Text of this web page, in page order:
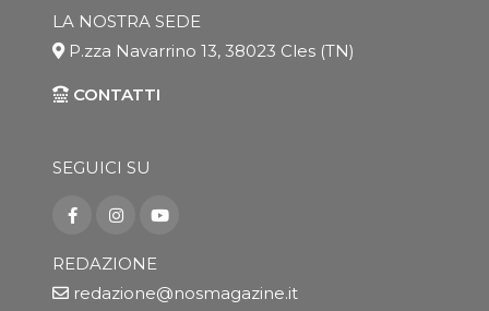
LA NOSTRA SEDE
P.zza Navarrino 13, 38023 Cles (TN)
CONTATTI
SEGUICI SU
REDAZIONE
redazione@nosmagazine.it